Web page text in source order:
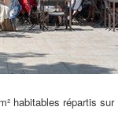
habitables répartis sur